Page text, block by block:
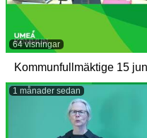
64 visningar
Kommunfullmäktige 15
1 månader sedan